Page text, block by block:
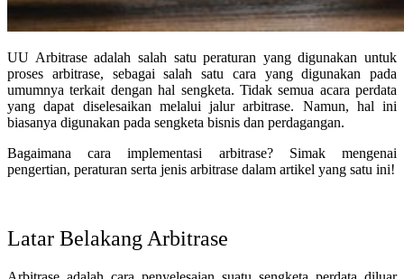
UU Arbitrase adalah salah satu peraturan yang digunakan untuk
proses arbitrase, sebagai salah satu cara yang digunakan pada
umumnya terkait dengan hal sengketa. Tidak semua acara perdata
yang dapat diselesaikan melalui jalur arbitrase. Namun, hal ini
biasanya digunakan pada sengketa bisnis dan perdagangan.
Bagaimana cara implementasi arbitrase? Simak mengenai
pengertian, peraturan serta jenis arbitrase dalam artikel yang satu ini!
Latar Belakang Arbitrase